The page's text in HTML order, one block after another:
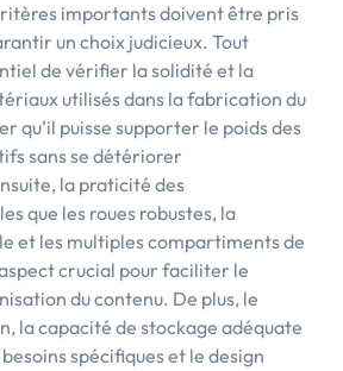
importants doivent être pris
un choix judicieux. Tout
de vérifier la solidité et la
utilisés dans la fabrication du
qu’il puisse supporter le poids des
sans se détériorer
la praticité des
que les roues robustes, la
et les multiples compartiments de
crucial pour faciliter le
du contenu. De plus, le
la capacité de stockage adéquate
spécifiques et le design